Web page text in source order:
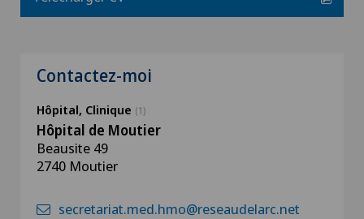
Contactez-moi
Hôpital, Clinique (1)
Hôpital de Moutier
Beausite 49
2740 Moutier
secretariat.med.hmo@reseaudelarc.net